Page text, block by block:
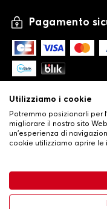
63,99 €
Pagamento
Condizioni generali di
Politica sulla privacy e
Utilizziamo i cookie
Potremmo posizionarli per
migliorare il nostro sito
un'esperienza di
cookie utilizziamo aprire le